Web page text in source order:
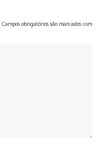
Campos obrigatórios são marcados com